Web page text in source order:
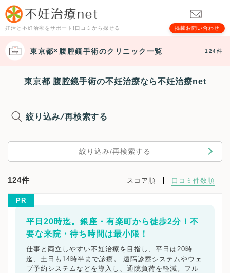
妊活と不妊治療をサポート!口コミから探せる 掲載お問い合わせ
東京都 腹腔鏡手術のクリニック一覧 124件
東京都 腹腔鏡手術の不妊治療なら不妊治療net
絞り込み/再検索する
絞り込み/再検索する
124件 スコア順 口コミ件数順
PR
平日20時迄。銀座・有楽町から徒歩2分！不
要な来院・待ち時間は最小限！
仕事と両立しやすい不妊治療を目指し、平日は20時
迄、土日も14時半まで診療。 遠隔診察システムやウェ
ブ予約システムなどを導入し、通院負荷を軽減。フル